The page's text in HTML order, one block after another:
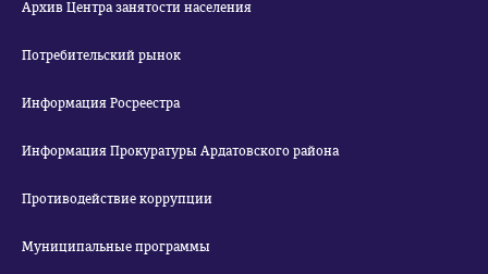
Архив Центра занятости населения
Потребительский рынок
Информация Росреестра
Информация Прокуратуры Ардатовского района
Противодействие коррупции
Муниципальные программы